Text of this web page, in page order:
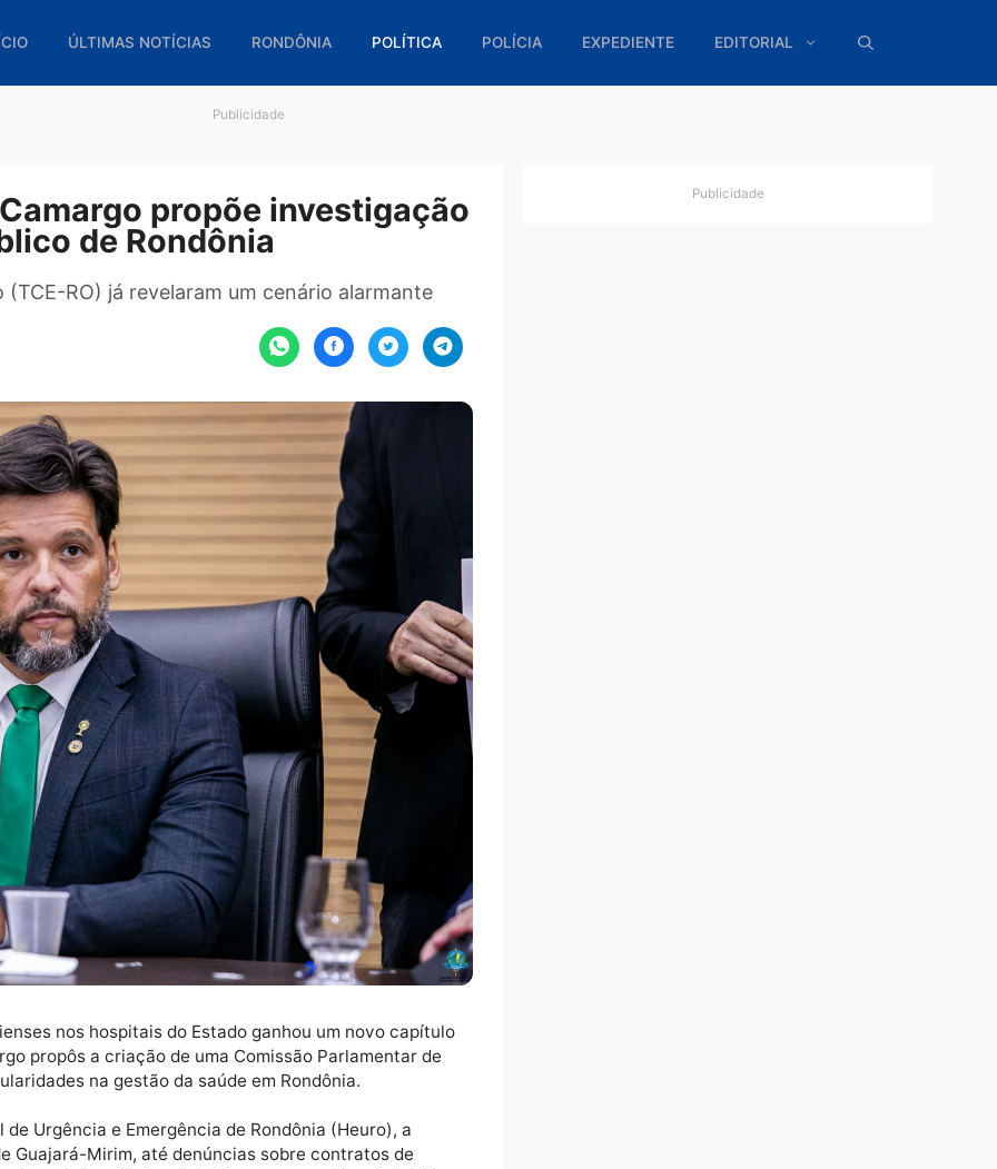
🏠 INÍCIO ÚLTIMAS NOTÍCIAS RONDÔNIA POLÍTICA POLÍCIA EXPEDIENTE EDITORIAL
Camargo propõe investigação
de Rondônia
(TCE-RO) já revelaram um cenário alarmante
nos hospitais do Estado ganhou um novo capítulo